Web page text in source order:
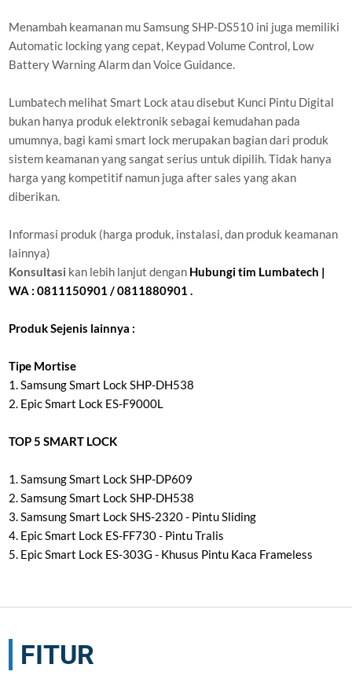
Menambah keamanan mu Samsung SHP-DS510 ini juga memiliki
Automatic locking yang cepat, Keypad Volume Control, Low
Battery Warning Alarm dan Voice Guidance.
Lumbatech melihat Smart Lock atau disebut Kunci Pintu Digital
bukan hanya produk elektronik sebagai kemudahan pada
umumnya, bagi kami smart lock merupakan bagian dari produk
sistem keamanan yang sangat serius untuk dipilih. Tidak hanya
harga yang kompetitif namun juga after sales yang akan
diberikan.
Informasi produk (harga produk, instalasi, dan produk keamanan
lainnya)
Konsultasi kan lebih lanjut dengan Hubungi tim Lumbatech |
WA : 0811150901 / 0811880901 .
Produk Sejenis lainnya :
Tipe Mortise
1.Samsung Smart Lock SHP-DH538
2. Epic Smart Lock ES-F9000L
TOP 5 SMART LOCK
1.Samsung Smart Lock SHP-DP609
2.Samsung Smart Lock SHP-DH538
3.Samsung Smart Lock SHS-2320 - Pintu Sliding
4. Epic Smart Lock ES-FF730 - Pintu Tralis
5. Epic Smart Lock ES-303G - Khusus Pintu Kaca Frameless
FITUR